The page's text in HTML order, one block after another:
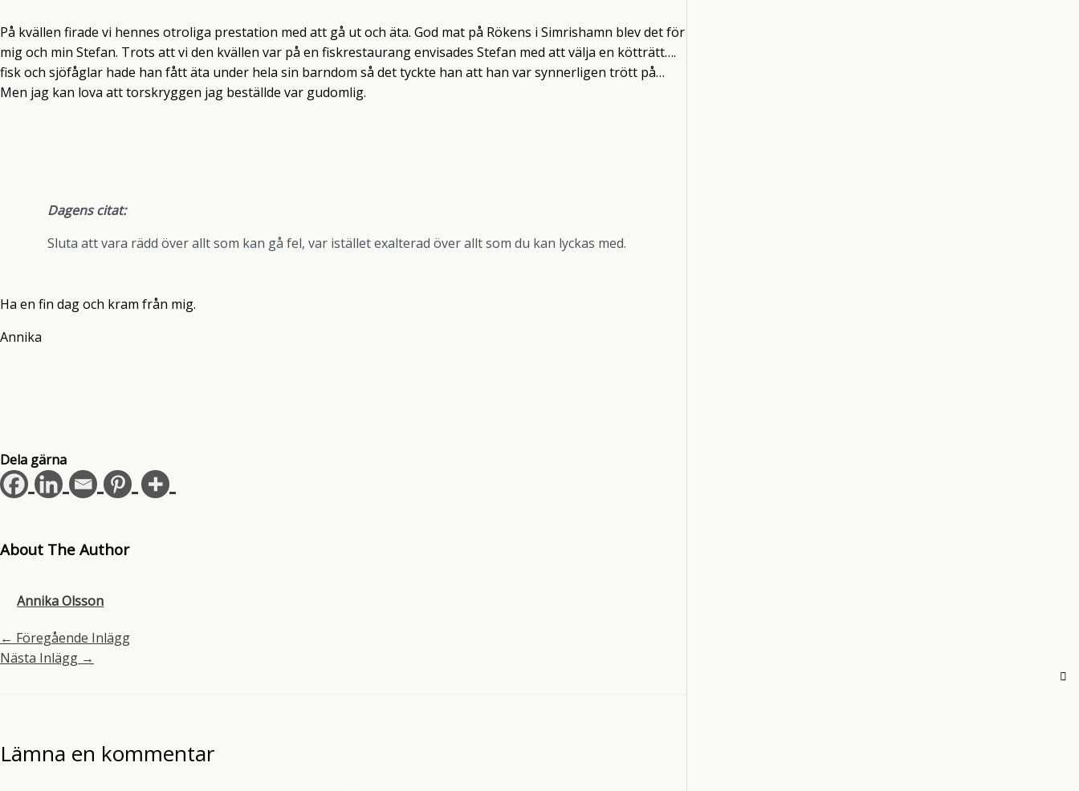
På kvällen firade vi hennes otroliga prestation med att gå ut och äta. God mat på Rökens i Simrishamn blev det för
mig och min Stefan. Trots att vi den kvällen var på en fiskrestaurang envisades Stefan med att välja en kötträtt….
fisk och sjöfåglar hade han fått äta under hela sin barndom så det tyckte han att han var synnerligen trött på…
Men jag kan lova att torskryggen jag beställde var gudomlig.
Dagens citat:
Sluta att vara rädd över allt som kan gå fel, var istället exalterad över allt som du kan lyckas med.
Ha en fin dag och kram från mig.
Annika
Dela gärna
About The Author
Annika Olsson
← Föregående Inlägg
Nästa Inlägg →
Lämna en kommentar